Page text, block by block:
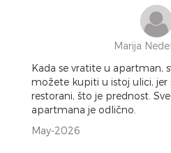
Marija
Kada se vratite u apartman,
možete kupiti u istoj ulici, jer
restorani, što je prednost.
apartmana je odlično.
May-2026